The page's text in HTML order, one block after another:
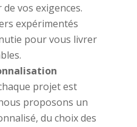
vos exigences.
expérimentés
pour vous livrer
projet est
proposons un
du choix des